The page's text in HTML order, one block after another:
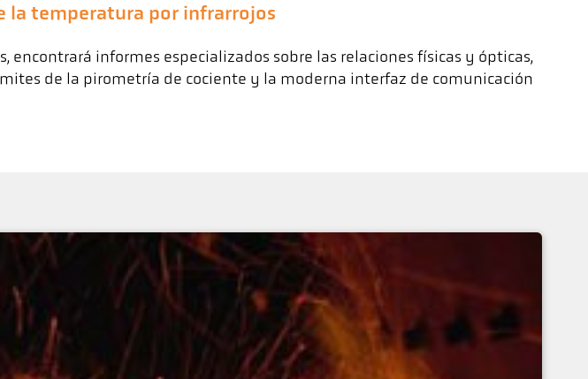
la temperatura por infrarrojos
informes especializados sobre las relaciones físicas y ópticas,
de la pirometría de cociente y la moderna interfaz de comunicación